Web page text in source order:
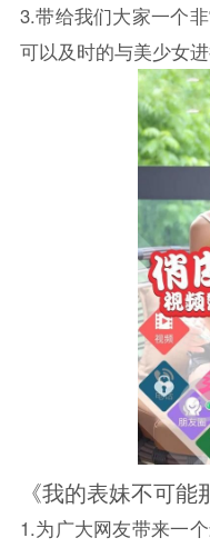
3.带给我们大家一个
可以及时的与美少女进
《我的表妹不可能
1.为广大网友带来一